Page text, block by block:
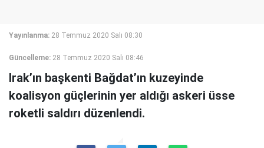
Yayınlanma: 28 Temmuz 2020 Salı 08:30
Güncelleme: 28 Temmuz 2020 Salı 08:46
Irak’ın başkenti Bağdat’ın kuzeyinde
koalisyon güçlerinin yer aldığı askeri üsse
roketli saldırı düzenlendi.